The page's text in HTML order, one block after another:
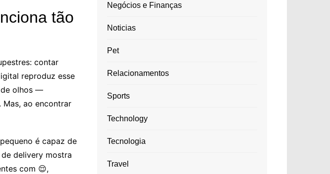
tão
contar
reproduz esse
de olhos —
Mas, ao encontrar
é capaz de
delivery mostra
com 😌,
Negócios e Finanças
Noticias
Pet
Relacionamentos
Sports
Technology
Tecnologia
Travel